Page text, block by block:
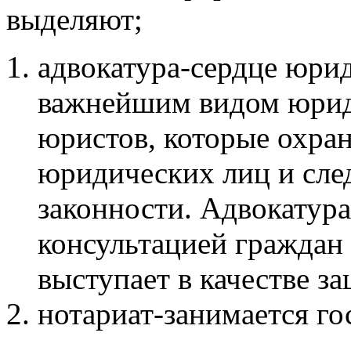
выделяют;
адвокатура-сердце
важнейшим видом
юристов, которые
юридических лиц и
законности.
консультацией
выступает в качестве
нотариат-занимается